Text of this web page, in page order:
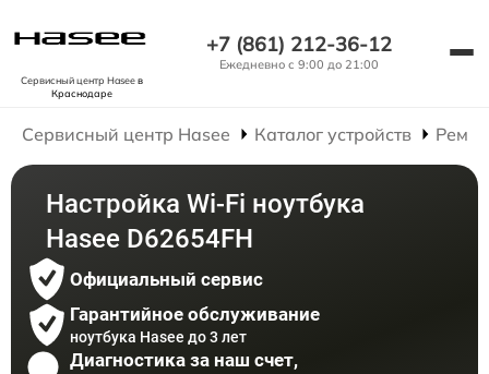
Сервисный центр Haseeв
Краснодаре
+7 (861) 212-36-12
Ежедневно с 9:00 до 21:00
Сервисный центр Hasee Каталог устройств
Настройка Wi-Fi ноутбука
Hasee D62654FH
Официальный сервис
Гарантийное обслуживание
ноутбука Hasee до 3 лет
Диагностика за наш счет,